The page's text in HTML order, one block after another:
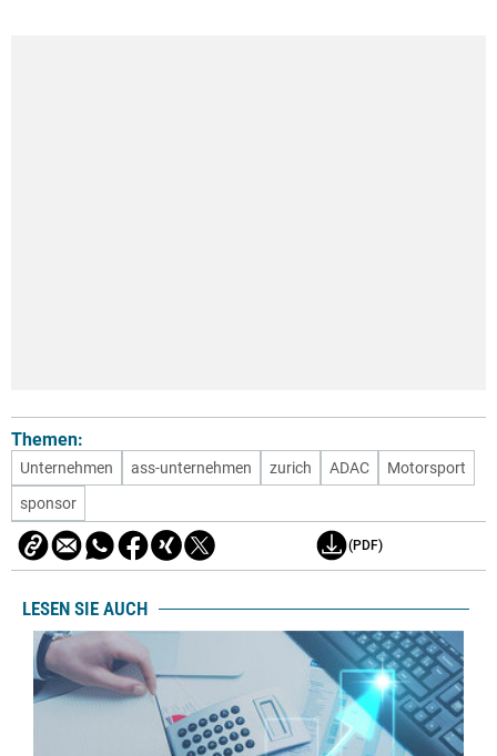
Themen:
Unternehmen ass-unternehmen zurich ADAC
Motorsport
sponsor
(PDF)
LESEN SIE AUCH